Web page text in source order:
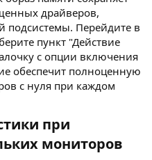
драйверов,
подсистемы. Перейдите в
пункт "Действие
с опции включения
обеспечит полноценную
с нуля при каждом
при
мониторов​